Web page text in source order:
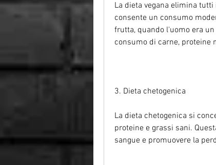
La dieta vegana elimina
consente un consumo
frutta, quando l'uomo era
consumo di carne, proteine
3. Dieta chetogenica
La dieta chetogenica si
proteine e grassi sani.
sangue e promuovere la